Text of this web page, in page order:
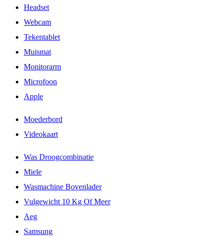
Headset
Webcam
Tekentablet
Muismat
Monitorarm
Microfoon
Apple
Moederbord
Videokaart
Was Droogcombinatie
Miele
Wasmachine Bovenlader
Vulgewicht 10 Kg Of Meer
Aeg
Samsung